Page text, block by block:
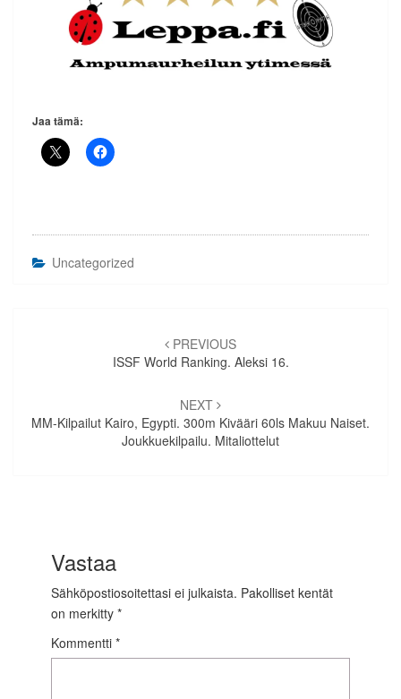
Jaa tämä:
Uncategorized
PREVIOUS
ISSF World Ranking. Aleksi 16.
NEXT
MM-Kilpailut Kairo, Egypti. 300m Kivääri 60ls Makuu Naiset.
Joukkuekilpailu. Mitaliottelut
Vastaa
Sähköpostiosoitettasi ei julkaista. Pakolliset kentät
on merkitty *
Kommentti *